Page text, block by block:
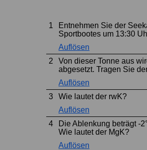
1
Entnehmen Sie der
Sportbootes um 13:30
Auflösen
2
Von dieser Tonne aus
abgesetzt. Tragen Sie
Auflösen
3
Wie lautet der rwK?
Auflösen
4
Die Ablenkung beträgt -
Wie lautet der MgK?
Auflösen